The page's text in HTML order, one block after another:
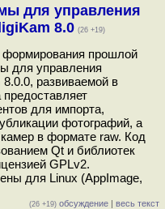
для управления
8.0 (26 +19)
формирования прошлой
для управления
развиваемой в
для импорта,
фотографий, а
в формате raw. Код
Qt и библиотек
GPLv2.
для Linux (AppImage,
(26 +19) обсуждение | весь текст